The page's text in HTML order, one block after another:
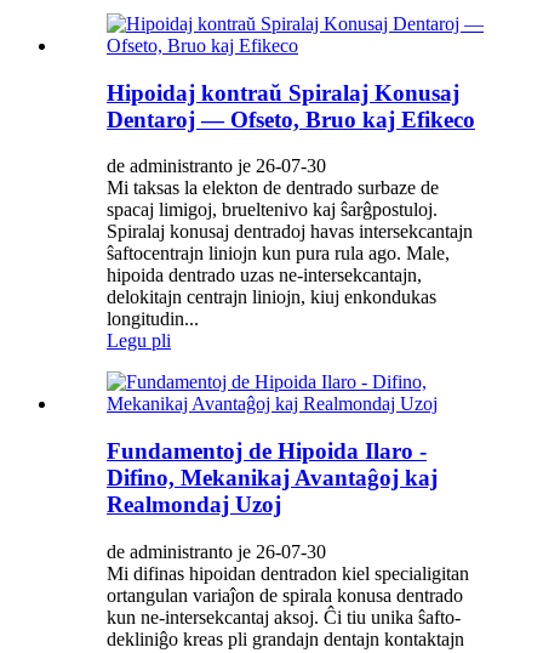
Hipoidaj kontraŭ Spiralaj Konusaj
Dentaroj — Ofseto, Bruo kaj Efikeco
de administranto je 26-07-30
Mi taksas la elekton de dentrado surbaze de
spacaj limigoj, brueltenivo kaj ŝarĝpostuloj.
Spiralaj konusaj dentradoj havas intersekcantajn
ŝaftocentrajn liniojn kun pura rula ago. Male,
hipoida dentrado uzas ne-intersekcantajn,
delokitajn centrajn liniojn, kiuj enkondukas
longitudin...
Legu pli
Fundamentoj de Hipoida Ilaro -
Difino, Mekanikaj Avantaĝoj kaj
Realmondaj Uzoj
de administranto je 26-07-30
Mi difinas hipoidan dentradon kiel specialigitan
ortangulan variaĵon de spirala konusa dentrado
kun ne-intersekcantaj aksoj. Ĉi tiu unika ŝafto-
dekliniĝo kreas pli grandajn dentajn kontaktajn